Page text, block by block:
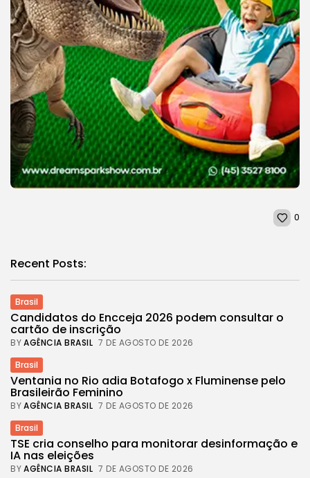
0
Recent Posts:
Brasil
Candidatos do Encceja 2026 podem consultar o
cartão de inscrição
BYAGÊNCIA BRASIL 7 DE AGOSTO DE 2026
Brasil
Ventania no Rio adia Botafogo x Fluminense pelo
Brasileirão Feminino
BYAGÊNCIA BRASIL 7 DE AGOSTO DE 2026
Brasil
TSE cria conselho para monitorar desinformação e
IA nas eleições
BYAGÊNCIA BRASIL 7 DE AGOSTO DE 2026